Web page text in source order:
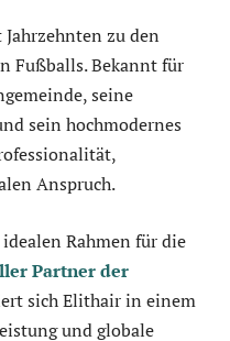
zu den
Fußballs. Bekannt für
seine
sein hochmodernes
Anspruch.
Rahmen für die
Partner der
sich Elithair in einem
und globale